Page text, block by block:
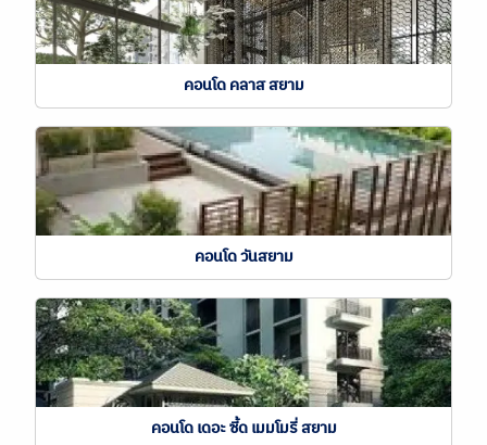
คอนโด คลาส สยาม
คอนโด วันสยาม
คอนโด เดอะ ซี้ด เมมโมรี่ สยาม